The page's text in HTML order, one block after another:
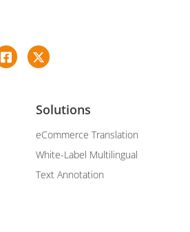
Solutions
eCommerce Translation
White-Label Multilingual
Text Annotation